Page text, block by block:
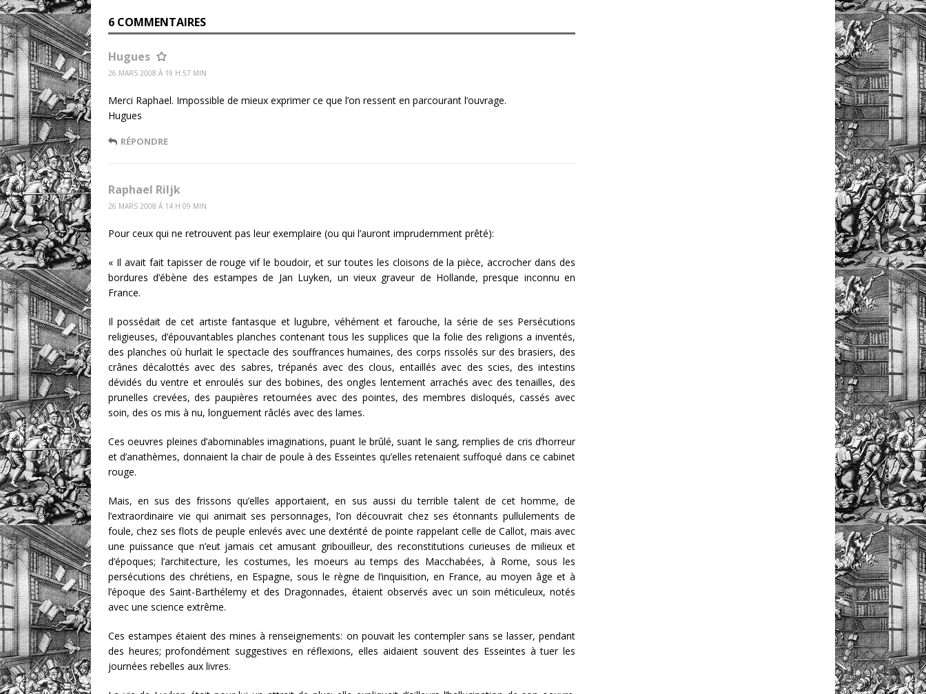
6 COMMENTAIRES
Hugues
26 MARS 2008 Á 19 H 57 MIN
Merci Raphael. Impossible de mieux exprimer ce que l’on ressent en parcourant l’ouvrage.
Hugues
RÉPONDRE
Raphael Riljk
26 MARS 2008 Á 14 H 09 MIN
Pour ceux qui ne retrouvent pas leur exemplaire (ou qui l’auront imprudemment prêté):
« Il avait fait tapisser de rouge vif le boudoir, et sur toutes les cloisons de la pièce, accrocher dans des
bordures d’ébène des estampes de Jan Luyken, un vieux graveur de Hollande, presque inconnu en
France.
Il possédait de cet artiste fantasque et lugubre, véhément et farouche, la série de ses Persécutions
religieuses, d’épouvantables planches contenant tous les supplices que la folie des religions a inventés,
des planches où hurlait le spectacle des souffrances humaines, des corps rissolés sur des brasiers, des
crânes décalottés avec des sabres, trépanés avec des clous, entaillés avec des scies, des intestins
dévidés du ventre et enroulés sur des bobines, des ongles lentement arrachés avec des tenailles, des
prunelles crevées, des paupières retournées avec des pointes, des membres disloqués, cassés avec
soin, des os mis à nu, longuement râclés avec des lames.
Ces oeuvres pleines d’abominables imaginations, puant le brûlé, suant le sang, remplies de cris d’horreur
et d’anathèmes, donnaient la chair de poule à des Esseintes qu’elles retenaient suffoqué dans ce cabinet
rouge.
Mais, en sus des frissons qu’elles apportaient, en sus aussi du terrible talent de cet homme, de
l’extraordinaire vie qui animait ses personnages, l’on découvrait chez ses étonnants pullulements de
foule, chez ses flots de peuple enlevés avec une dextérité de pointe rappelant celle de Callot, mais avec
une puissance que n’eut jamais cet amusant gribouilleur, des reconstitutions curieuses de milieux et
d’époques; l’architecture, les costumes, les moeurs au temps des Macchabées, à Rome, sous les
persécutions des chrétiens, en Espagne, sous le règne de l’inquisition, en France, au moyen âge et à
l’époque des Saint-Barthélemy et des Dragonnades, étaient observés avec un soin méticuleux, notés
avec une science extrême.
Ces estampes étaient des mines à renseignements: on pouvait les contempler sans se lasser, pendant
des heures; profondément suggestives en réflexions, elles aidaient souvent des Esseintes à tuer les
journées rebelles aux livres.